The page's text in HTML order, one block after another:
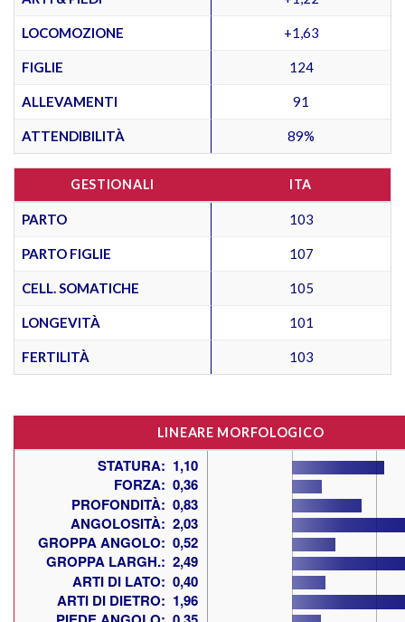
LOCOMOZIONE +1,63
FIGLIE 124
ALLEVAMENTI 91
ATTENDIBILITÀ 89%
GESTIONALI ITA
PARTO 103
PARTO FIGLIE 107
CELL. SOMATICHE 105
LONGEVITÀ 101
FERTILITÀ 103
LINEARE MORFOLOGICO